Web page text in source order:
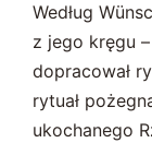
Według
z jego kręgu
dopracował
rytuał
ukochanego